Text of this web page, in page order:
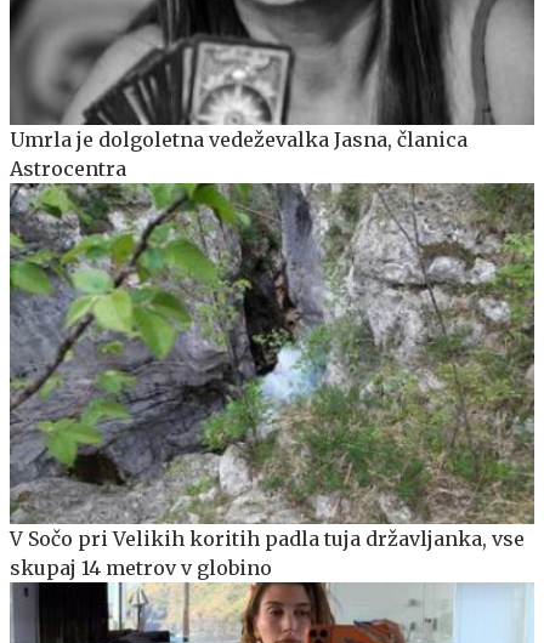
Umrla je dolgoletna vedeževalka Jasna, članica
Astrocentra
V Sočo pri Velikih koritih padla tuja državljanka, vse
skupaj 14 metrov v globino